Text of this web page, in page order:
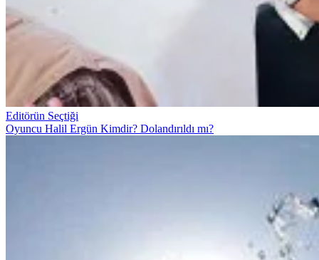
Editörün Seçtiği
Oyuncu Halil Ergün Kimdir? Dolandırıldı mı?